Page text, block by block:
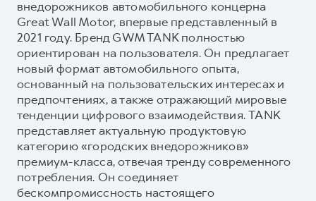
внедорожников автомобильного концерна
Great Wall Motor, впервые представленный в
2021 году. Бренд GWM TANK полностью
ориентирован на пользователя. Он предлагает
новый формат автомобильного опыта,
основанный на пользовательских интересах и
предпочтениях, а также отражающий мировые
тенденции цифрового взаимодействия. TANK
представляет актуальную продуктовую
категорию «городских внедорожников»
премиум-класса, отвечая тренду современного
потребления. Он соединяет
бескомпромиссность настоящего